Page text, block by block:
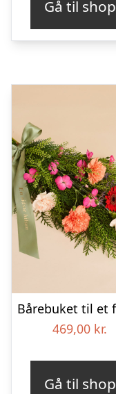
Gå til shop
469,00 kr.
Gå til shop